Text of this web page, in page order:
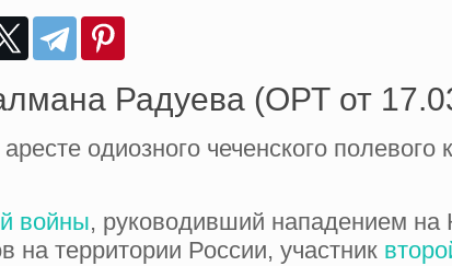
Радуева (ОРТ от
одиозного чеченского полевого
войны, руководивший нападением на
на территории России, участник